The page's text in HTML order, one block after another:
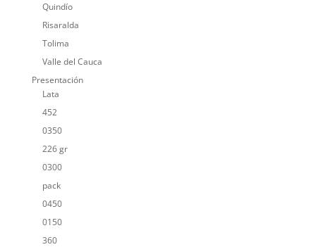
Quindío
Risaralda
Tolima
Valle del Cauca
Presentación
Lata
452
0350
226 gr
0300
pack
0450
0150
360